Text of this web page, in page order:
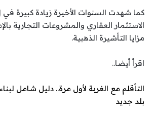
كما شهدت السنوات الأخيرة زيادة كبيرة
الاستثمار العقاري والمشروعات التجارية
مزايا التأشيرة الذهبية.
اقرأ أيضا..
التأقلم مع الغربة لأول مرة.. دليل شامل
بلد جديد